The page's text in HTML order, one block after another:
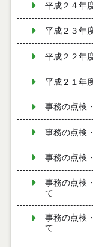
平成２４年
平成２３年
平成２２年
平成２１年
事務の点検
事務の点検
事務の点検
事務の点検
て
事務の点検
て